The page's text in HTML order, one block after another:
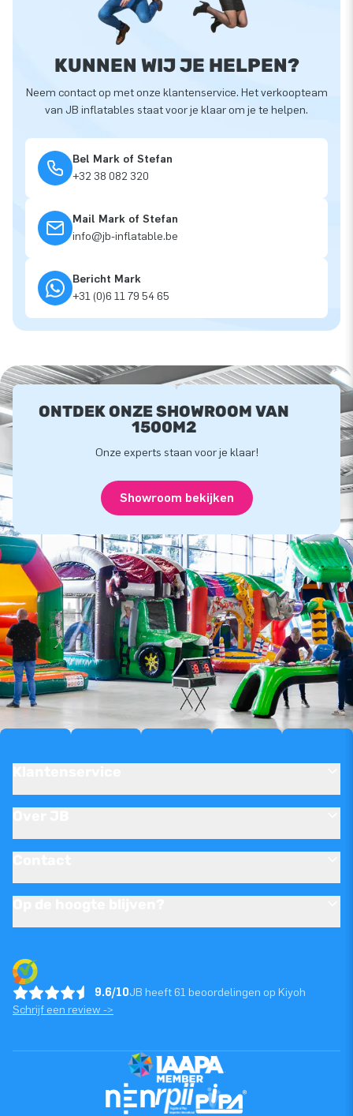
KUNNEN WIJ JE HELPEN?
Neem contact op met onze klantenservice. Het verkoopteam
van JB inflatables staat voor je klaar om je te helpen.
Bel Mark of Stefan
+32 38 082 320
Mail Mark of Stefan
info@jb-inflatable.be
Bericht Mark
+31 (0)6 11 79 54 65
ONTDEK ONZE SHOWROOM VAN
1500M2
Onze experts staan voor je klaar!
Showroom bekijken
9.6/10JB heeft 61 beoordelingen op Kiyoh
Schrijf een review ->